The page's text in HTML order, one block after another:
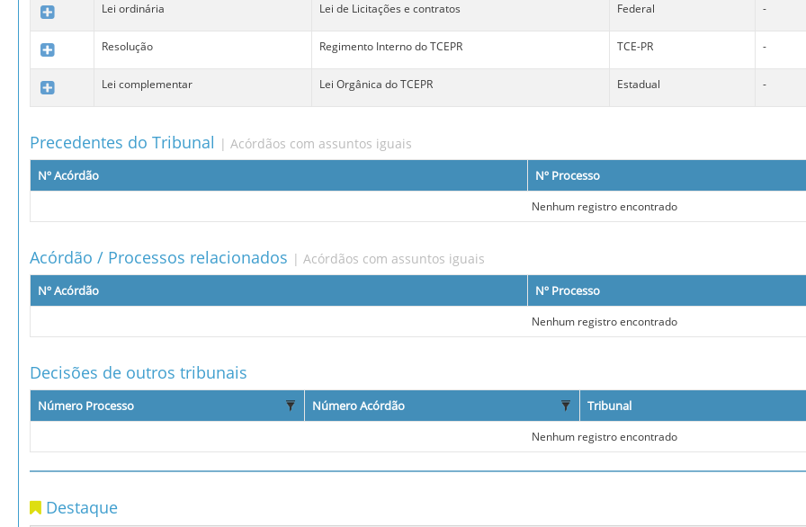
Lei ordinária Lei de Licitações e contratos Federal -
Resolução Regimento Interno do TCEPR TCE-PR -
Lei complementar Lei Orgânica do TCEPR Estadual -
Precedentes do Tribunal | Acórdãos com assuntos iguais
Nº Acórdão
Nº Processo
Nenhum registro encontrado
Acórdão / Processos relacionados | Acórdãos com assuntos iguais
Nº Acórdão
Nº Processo
Nenhum registro encontrado
Decisões de outros tribunais
Número Processo Número Acórdão Tribunal
Nenhum registro encontrado
Destaque